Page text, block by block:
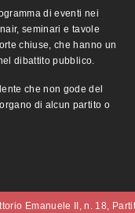
di eventi nei
seminari e tavole
chiuse, che hanno un
dibattito pubblico.
che non gode del
di alcun partito o
Emanuele II, n. 18,